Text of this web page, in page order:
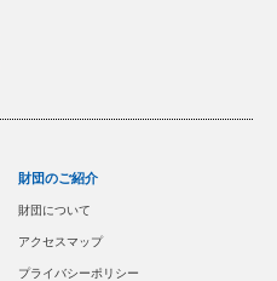
財団のご紹介
財団について
アクセスマップ
プライバシーポリシー